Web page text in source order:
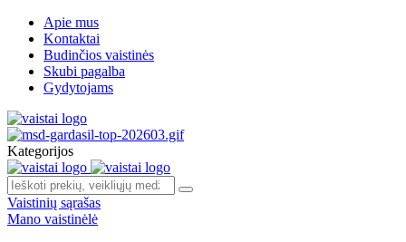
Apie mus
Kontaktai
Budinčios vaistinės
Skubi pagalba
Gydytojams
Kategorijos
Vaistinių sąrašas
Mano vaistinėlė